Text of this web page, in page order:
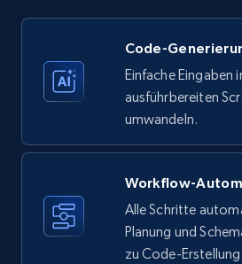
Amazon products - Collects
specific keywords
Title, Seller name, Brand,
35.2K+ 5.7K+
Code-
Einfache Eingaben
ausführbereiten
umwandeln.
Workflow-
Alle Schritte
Planung und
zu Code-